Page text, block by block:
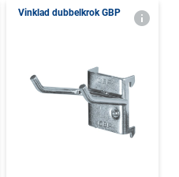
Vinklad dubbelkrok GBP